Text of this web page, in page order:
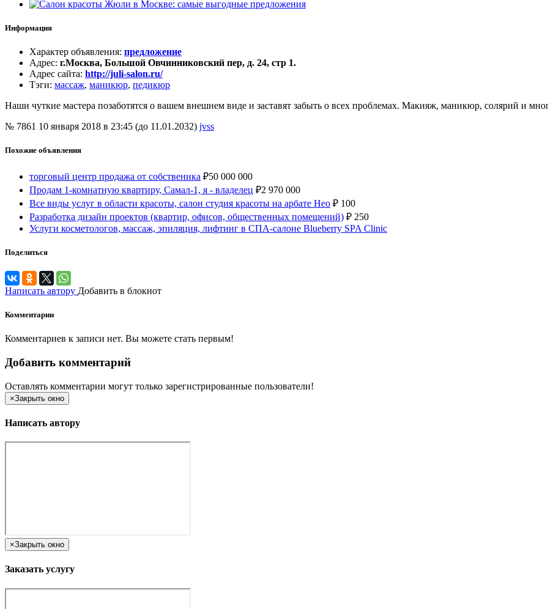
Информация
Характер объявления: предложение
Адрес: г.Москва, Большой Овчинниковский пер, д. 24, стр 1.
Адрес сайта: http://juli-salon.ru/
Тэги: массаж, маникюр, педикюр
Наши чуткие мастера позаботятся о вашем внешнем виде и заставят забыть о всех проблемах. Макияж, маникюр, солярий и
№ 7861 10 января 2018 в 23:45 (до 11.01.2032) jvss
Похожие объявления
торговый центр продажа от собственика ₽50 000 000
Продам 1-комнатную квартиру, Самал-1, я - владелец ₽2 970 000
Все виды услуг в области красоты, салон студия красоты на арбате Нео ₽ 100
Разработка дизайн проектов (квартир, офисов, общественных помещений) ₽ 250
Услуги косметологов, массаж, эпиляция, лифтинг в СПА-салоне Blueberry SPA Clinic
Поделиться
Написать автору Добавить в блокнот
Комментарии
Комментариев к записи нет. Вы можете стать первым!
Добавить комментарий
Оставлять комментарии могут только зарегистрированные пользователи!
×Закрыть окно
Написать автору
×Закрыть окно
Заказать услугу